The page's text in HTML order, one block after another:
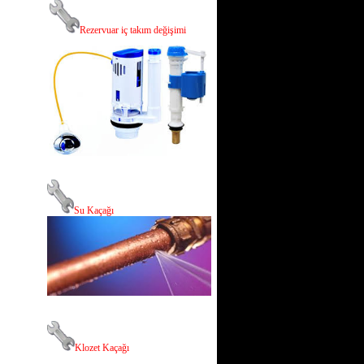
Rezervuar iç takım değişimi
Su Kaçağı
Klozet Kaçağı